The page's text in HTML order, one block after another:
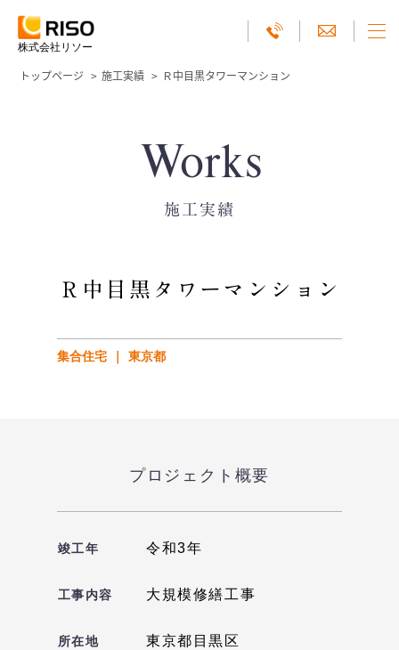
株式会社リソー
トップページ 施工実績 Ｒ中目黒タワーマンション
Works
施工実績
Ｒ中目黒タワーマンション
集合住宅 東京都
プロジェクト概要
竣工年 令和3年
工事内容 大規模修繕工事
所在地 東京都目黒区